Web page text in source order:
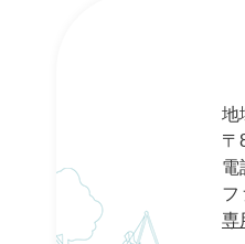
地
〒
電
フ
専